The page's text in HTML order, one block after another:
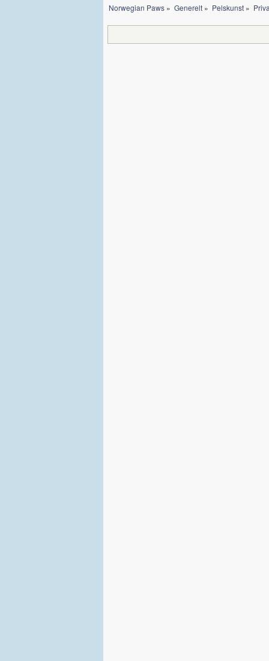
Norwegian Paws » Generelt» Pelskunst»